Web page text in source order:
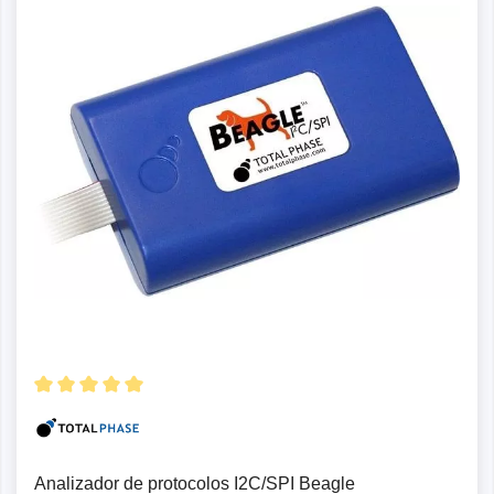
para admitir receptores GPS, módems, lectores de
códigos de barras, sintonizadores de radio FM,
sintonizadores de TV, lectores RFID, cámaras digitales e
interfaces para Wi-Fi, Bluetooth, Ethernet e IrDA. Se han
propuesto muchos otros dispositivos SDIO, pero ahora es
más habitual que los dispositivos de E/S se conecten a
través de la interfaz USB. Las tarjetas SDIO son
compatibles con la mayoría de los comandos de memoria
de las tarjetas SD. Los analizadores de protocolos de
Prodigy Technovations permiten a los ingenieros de
desarrollo y verificación probar y depurar SD y SDIO
mediante la activación de comandos, respuestas, datos o
desarrollado en 1987 por Motorola (ahora NXP
Analizador de protocolos I2C/SPI Beagle